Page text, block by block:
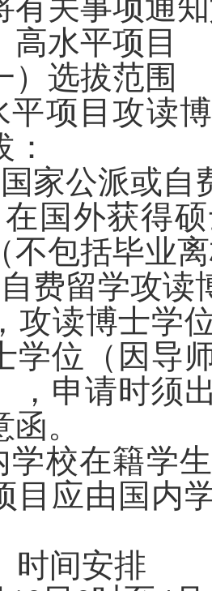
有关事项通
水平项目
选拔范围
平项目攻读
国家公派或
在国外获得
不包括毕业
自费留学攻
攻读博士学
学位（因导
，申请时须
。
学校在籍学
目应由国内
时间安排